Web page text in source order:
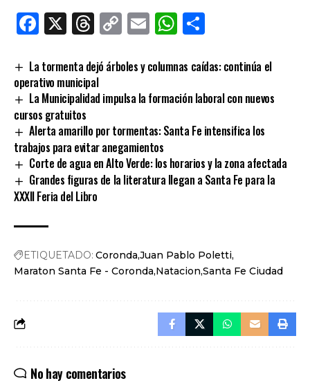
Facebook
X Threads
CopyEmailWhatsApp
La tormenta dejó árboles y columnas caídas: continúa el
operativo municipal
La Municipalidad impulsa la formación laboral con nuevos
cursos gratuitos
Alerta amarillo por tormentas: Santa Fe intensifica los
trabajos para evitar anegamientos
Corte de agua en Alto Verde: los horarios y la zona afectada
Grandes figuras de la literatura llegan a Santa Fe para la
XXXII Feria del Libro
ETIQUETADO: Coronda Juan Pablo Poletti
Maraton Santa Fe - Coronda Natacion Santa Fe Ciudad
No hay comentarios